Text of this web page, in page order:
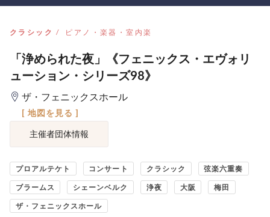
クラシック ピアノ・楽器・室内楽
「浄められた夜」《フェニックス・エヴォリ
ューション・シリーズ98》
ザ・フェニックスホール
[ 地図を見る ]
主催者団体情報
プロアルテケト コンサート クラシック 弦楽六重奏
ブラームス シェーンベルク 浄夜 大阪 梅田
ザ・フェニックスホール